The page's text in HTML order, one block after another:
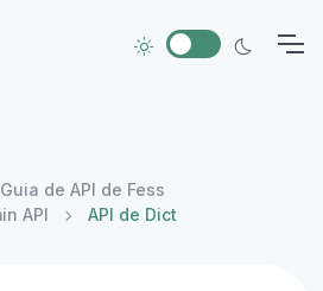
Guia de API de Fess
API
API de Dict